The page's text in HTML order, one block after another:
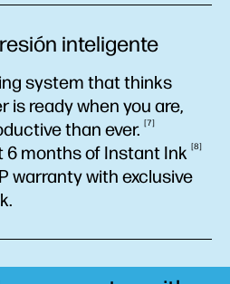
inteligente
system that thinks
is ready when you are,
than ever. 7
6 months of Instant Ink 8
warranty with exclusive